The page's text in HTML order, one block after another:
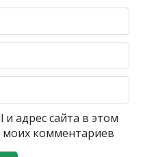
адрес сайта в этом
моих комментариев